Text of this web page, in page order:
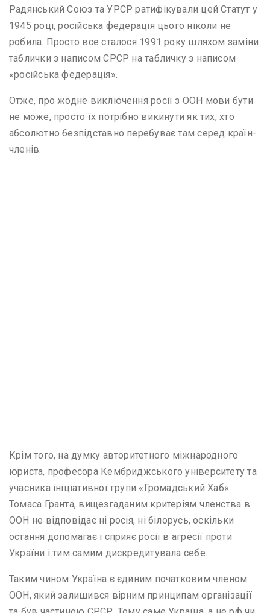
Радянський Союз та УРСР ратифікували цей Статут у
1945 році, російська федерація цього ніколи не
робила. Просто все сталося 1991 року шляхом заміни
таблички з написом СРСР на табличку з написом
«російська федерація».
Отже, про жодне виключення росії з ООН мови бути
не може, просто їх потрібно викинути як тих, хто
абсолютно безпідставно перебуває там серед країн-
членів.
Крім того, на думку авторитетного міжнародного
юриста, професора Кембриджського університету та
учасника ініціативної групи «Громадський Хаб»
Томаса Гранта, вищезгаданим критеріям членства в
ООН не відповідає ні росія, ні білорусь, оскільки
остання допомагає і сприяє росії в агресії проти
України і тим самим дискредитувала себе.
Таким чином Україна є єдиним початковим членом
ООН, який залишився вірним принципам організації